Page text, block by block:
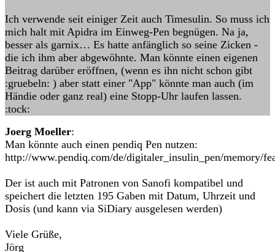
Ich verwende seit einiger Zeit auch Timesulin. So muss ich
mich halt mit Apidra im Einweg-Pen begnügen. Na ja,
besser als garnix… Es hatte anfänglich so seine Zicken -
die ich ihm aber abgewöhnte. Man könnte einen eigenen
Beitrag darüber eröffnen, (wenn es ihn nicht schon gibt
:gruebeln: ) aber statt einer "App" könnte man auch (im
Händie oder ganz real) eine Stopp-Uhr laufen lassen.
:tock:
Joerg Moeller:
Man könnte auch einen pendiq Pen nutzen:
http://www.pendiq.com/de/digitaler_insulin_pen/memory/
Der ist auch mit Patronen von Sanofi kompatibel und
speichert die letzten 195 Gaben mit Datum, Uhrzeit und
Dosis (und kann via SiDiary ausgelesen werden)
Viele Grüße,
Jörg